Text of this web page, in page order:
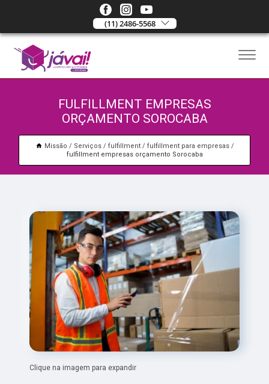
(11) 2486-5568
FULFILLMENT EMPRESAS
ORÇAMENTO SOROCABA
Missão Serviços fulfillment
fulfillment para empresas
fulfillment empresas orçamento Sorocaba
Clique na imagem para expandir